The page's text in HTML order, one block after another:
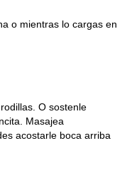
o mientras lo cargas en
O sostenle
Masajea
acostarle boca arriba